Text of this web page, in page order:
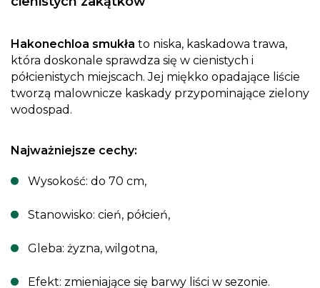
Hakonechloa smukła to niska, kaskadowa trawa,
która doskonale sprawdza się w cienistych i
półcienistych miejscach. Jej miękko opadające liście
tworzą malownicze kaskady przypominające zielony
wodospad.
Najważniejsze cechy:
Wysokość: do 70 cm,
Stanowisko: cień, półcień,
Gleba: żyzna, wilgotna,
Efekt: zmieniające się barwy liści w sezonie.